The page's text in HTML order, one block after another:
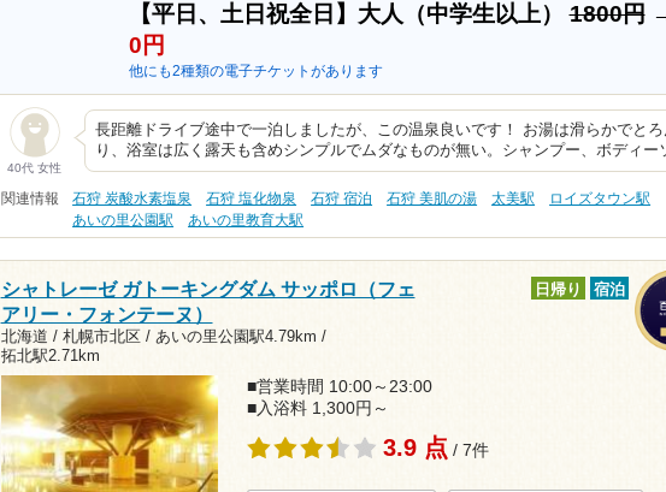
【平日、土日祝全日】大人（中学生以上）1800円
0円
他にも2種類の電子チケットがあります
40代 女性
長距離ドライブ途中で一泊しましたが、この温泉良いです！ お湯は滑らかでと
り、浴室は広く露天も含めシンプルでムダなものが無い。シャンプー、ボディ
関連情報 石狩 炭酸水素塩泉 石狩 塩化物泉 石狩 宿泊 石狩 美肌の湯 太美駅
ロイズタウン駅
あいの里公園駅
あいの里教育大駅
シャトレーゼ ガトーキングダム サッポロ（フェ
アリー・フォンテーヌ）
北海道 / 札幌市北区 / あいの里公園駅4.79km /
拓北駅2.71km
日帰り 宿泊
■営業時間 10:00～23:00
■入浴料 1,300円～
3.9 点 / 7件